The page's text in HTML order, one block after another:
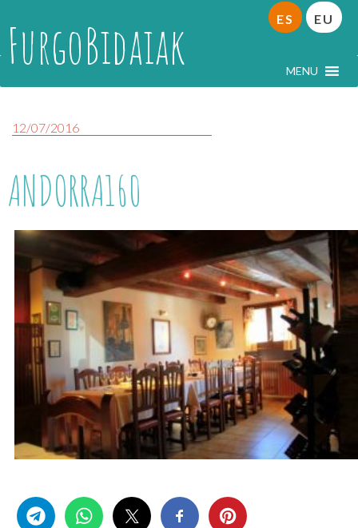
FurgoBidaiak MENU
ES EU
12/07/2016
ANDORRA160